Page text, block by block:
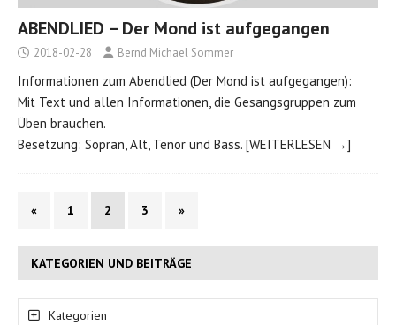
ABENDLIED – Der Mond ist aufgegangen
2018-02-28 Bernd Michael Sommer
Informationen zum Abendlied (Der Mond ist aufgegangen):
Mit Text und allen Informationen, die Gesangsgruppen zum
Üben brauchen.
Besetzung: Sopran, Alt, Tenor und Bass. [WEITERLESEN →]
« 1 2 3 »
KATEGORIEN UND BEITRÄGE
Kategorien